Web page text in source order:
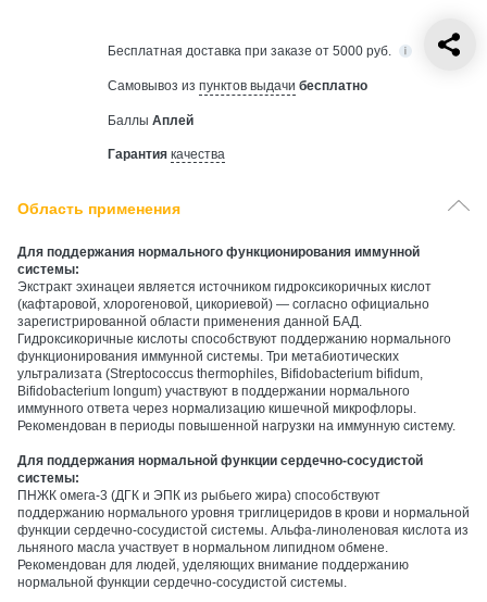
Бесплатная доставка при заказе от 5000 руб.
Самовывоз из пунктов выдачи бесплатно
Баллы Аплей
Гарантия качества
Область применения
Для поддержания нормального функционирования иммунной
системы:
Экстракт эхинацеи является источником гидроксикоричных кислот
(кафтаровой, хлорогеновой, цикориевой) — согласно официально
зарегистрированной области применения данной БАД.
Гидроксикоричные кислоты способствуют поддержанию нормального
функционирования иммунной системы. Три метабиотических
ультрализата (Streptococcus thermophiles, Bifidobacterium bifidum,
Bifidobacterium longum) участвуют в поддержании нормального
иммунного ответа через нормализацию кишечной микрофлоры.
Рекомендован в периоды повышенной нагрузки на иммунную систему.
Для поддержания нормальной функции сердечно-сосудистой
системы:
ПНЖК омега-3 (ДГК и ЭПК из рыбьего жира) способствуют
поддержанию нормального уровня триглицеридов в крови и нормальной
функции сердечно-сосудистой системы. Альфа-линоленовая кислота из
льняного масла участвует в нормальном липидном обмене.
Рекомендован для людей, уделяющих внимание поддержанию
нормальной функции сердечно-сосудистой системы.